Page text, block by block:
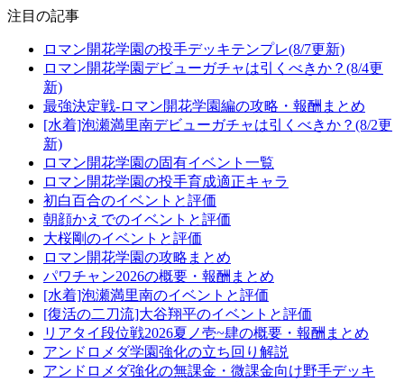
注目の記事
ロマン開花学園の投手デッキテンプレ(8/7更新)
ロマン開花学園デビューガチャは引くべきか？(8/4更
新)
最強決定戦-ロマン開花学園編の攻略・報酬まとめ
[水着]泡瀬満里南デビューガチャは引くべきか？(8/2更
新)
ロマン開花学園の固有イベント一覧
ロマン開花学園の投手育成適正キャラ
初白百合のイベントと評価
朝顔かえでのイベントと評価
大桜剛のイベントと評価
ロマン開花学園の攻略まとめ
パワチャン2026の概要・報酬まとめ
[水着]泡瀬満里南のイベントと評価
[復活の二刀流]大谷翔平のイベントと評価
リアタイ段位戦2026夏ノ壱~肆の概要・報酬まとめ
アンドロメダ学園強化の立ち回り解説
アンドロメダ強化の無課金・微課金向け野手デッキ